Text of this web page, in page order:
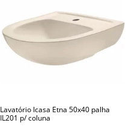
Lavatório Icasa Etna 50x40 palha
IL201 p/ coluna